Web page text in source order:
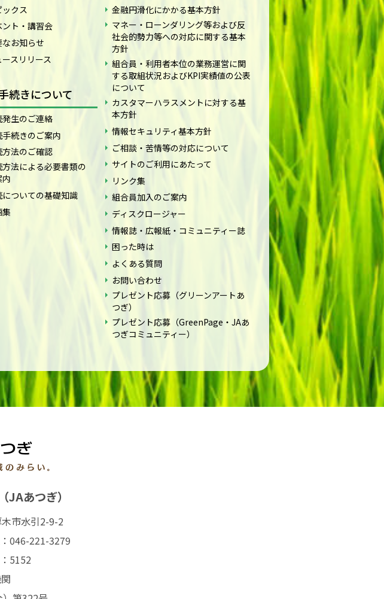
ックス
ント・講習会
なお知らせ
ースリリース
続きについて
発生のご連絡
手続きのご案内
方法のご確認
方法による必要書類の
内
についての基礎知識
集
金融円滑化にかかる基本方針
マネー・ローンダリング等および反
社会的勢力等への対応に関する基本
方針
組合員・利用者本位の業務運営に関
する取組状況およびKPI実績値の公表
について
カスタマーハラスメントに対する基
本方針
情報セキュリティ基本方針
ご相談・苦情等の対応について
サイトのご利用にあたって
リンク集
組合員加入のご案内
ディスクロージャー
情報誌・広報紙・コミュニティー誌
困った時は
よくある質問
お問い合わせ
プレゼント応募（グリーンアートあ
つぎ）
プレゼント応募（GreenPage・JAあ
つぎコミュニティー）
JAあつぎ）
市水引2-9-2
046-221-3279
5152